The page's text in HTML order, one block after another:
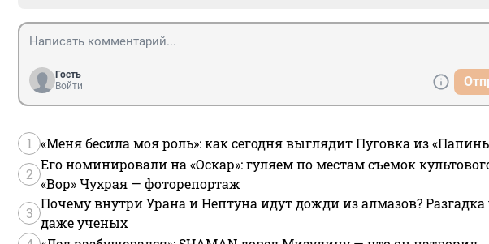
Гость
Войти
1 «Меня бесила моя роль»: как сегодня выглядит Пуговка из
2
Его номинировали на «Оскар»: гуляем по местам съемок
«Вор» Чухрая — фоторепортаж
3
Почему внутри Урана и Нептуна идут дожди из алмазов?
даже ученых